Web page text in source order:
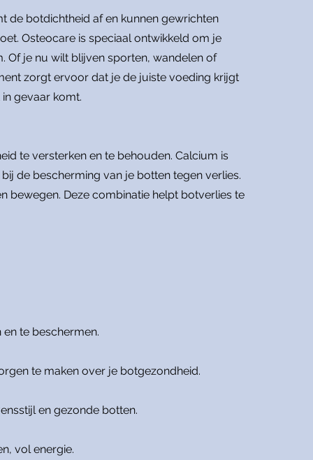
de botdichtheid af en kunnen gewrichten
Osteocare is speciaal ontwikkeld om je
Of je nu wilt blijven sporten, wandelen of
zorgt ervoor dat je de juiste voeding krijgt
gevaar komt.
te versterken en te behouden. Calcium is
de bescherming van je botten tegen verlies.
bewegen. Deze combinatie helpt botverlies te
te beschermen.
te maken over je botgezondheid.
en gezonde botten.
vol energie.